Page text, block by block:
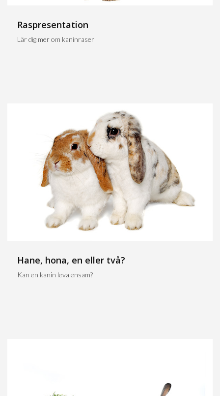
Raspresentation
Lär dig mer om kaninraser
Hane, hona, en eller två?
Kan en kanin leva ensam?